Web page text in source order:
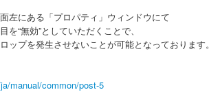
左にある「プロパティ」ウィンドウにて
を“無効”としていただくことで、
ップを発生させないことが可能となっております。
manual/common/post-5